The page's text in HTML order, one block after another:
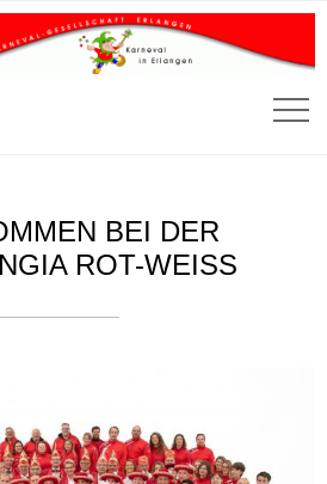
BEI DER
ROT-WEISS